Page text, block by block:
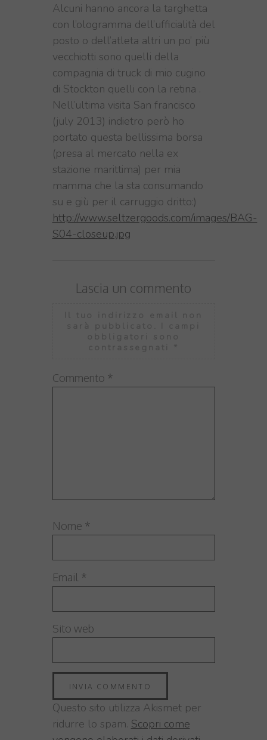
Alcuni hanno ancora la targhetta
con l’ologramma dell’ufficialità del
posto o dell’atleta altri un po’ più
vecchiotti sono quelli della
compagnia di truck di mio cugino
di Stockton quelli con la retina .
Nell’ultima visita San francisco
(july 2013) indietro però ho
portato questa bellissima borsa
(presa al mercato nella ex
stazione marittima) per mia
mamma che la sta consumando
su e giù per il carruggio dritto:)
http://www.seltzergoods.com/images/BAG-
S04-closeup.jpg
Lascia un commento
Commento *
Nome *
Email *
Sito web
Questo sito utilizza Akismet per
ridurre lo spam. Scopri come